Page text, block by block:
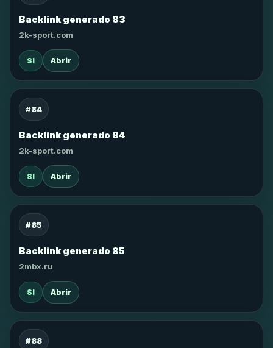
Backlink generado 83
2k-sport.com
SI Abrir
#84
Backlink generado 84
2k-sport.com
SI Abrir
#85
Backlink generado 85
2mbx.ru
SI Abrir
#88